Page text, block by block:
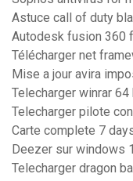
Astuce call of duty
Autodesk fusion 360
Télécharger net
Mise a jour avira
Telecharger winrar
Telecharger pilote
Carte complete 7
Deezer sur windows
Telecharger dragon